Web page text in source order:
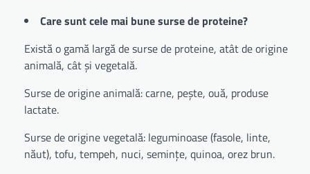
Care sunt cele mai bune surse de proteine?
Există o gamă largă de surse de proteine, atât de origine
animală, cât și vegetală.
Surse de origine animală: carne, pește, ouă, produse
lactate.
Surse de origine vegetală: leguminoase (fasole, linte,
năut), tofu, tempeh, nuci, semințe, quinoa, orez brun.